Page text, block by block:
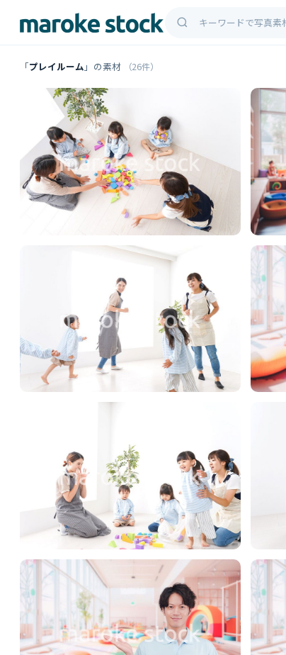
「プレイルーム 」の素材 （26件）